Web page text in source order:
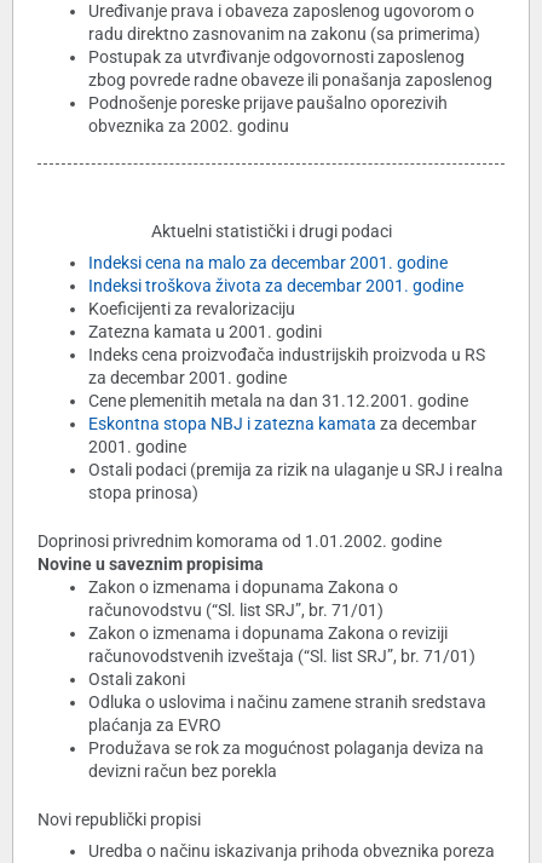
Uređivanje prava i obaveza zaposlenog ugovorom o
radu direktno zasnovanim na zakonu (sa primerima)
Postupak za utvrđivanje odgovornosti zaposlenog
zbog povrede radne obaveze ili ponašanja zaposlenog
Podnošenje poreske prijave paušalno oporezivih
obveznika za 2002. godinu
Aktuelni statistički i drugi podaci
Indeksi cena na malo za decembar 2001. godine
Indeksi troškova života za decembar 2001. godine
Koeficijenti za revalorizaciju
Zatezna kamata u 2001. godini
Indeks cena proizvođača industrijskih proizvoda u RS
za decembar 2001. godine
Cene plemenitih metala na dan 31.12.2001. godine
Eskontna stopa NBJ i zatezna kamata za decembar
2001. godine
Ostali podaci (premija za rizik na ulaganje u SRJ i realna
stopa prinosa)
Doprinosi privrednim komorama od 1.01.2002. godine
Novine u saveznim propisima
Zakon o izmenama i dopunama Zakona o
računovodstvu (“Sl. list SRJ”, br. 71/01)
Zakon o izmenama i dopunama Zakona o reviziji
računovodstvenih izveštaja (“Sl. list SRJ”, br. 71/01)
Ostali zakoni
Odluka o uslovima i načinu zamene stranih sredstava
plaćanja za EVRO
Produžava se rok za mogućnost polaganja deviza na
devizni račun bez porekla
Novi republički propisi
Uredba o načinu iskazivanja prihoda obveznika poreza